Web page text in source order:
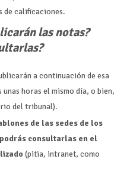
de calificaciones.
las notas?
a continuación de esa
horas el mismo día, o bien,
del tribunal).
de las sedes de los
consultarlas en el
(pitia, intranet, como